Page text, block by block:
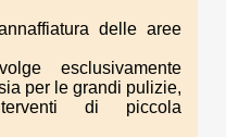
delle aree
esclusivamente
per le grandi pulizie,
di piccola